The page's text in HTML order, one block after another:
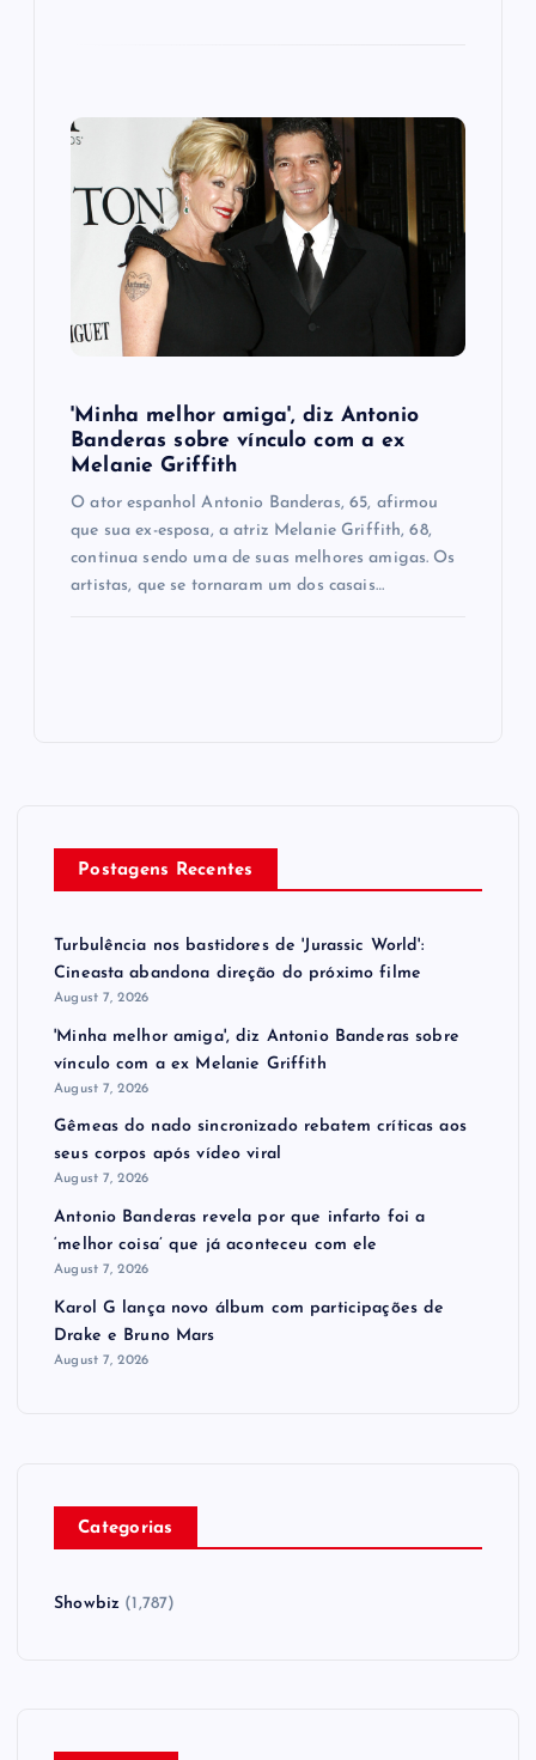
'Minha melhor amiga', diz Antonio
Banderas sobre vínculo com a ex
Melanie Griffith
O ator espanhol Antonio Banderas, 65, afirmou
que sua ex-esposa, a atriz Melanie Griffith, 68,
continua sendo uma de suas melhores amigas. Os
artistas, que se tornaram um dos casais…
Postagens Recentes
Turbulência nos bastidores de 'Jurassic World':
Cineasta abandona direção do próximo filme
August 7, 2026
'Minha melhor amiga', diz Antonio Banderas sobre
vínculo com a ex Melanie Griffith
August 7, 2026
Gêmeas do nado sincronizado rebatem críticas ​a​os
seus corpos após vídeo viral
August 7, 2026
Antonio Banderas revela por que infarto foi a
‘melhor coisa’ que já aconteceu com ele
August 7, 2026
Karol G lança novo álbum com participações de
Drake e Bruno Mars
August 7, 2026
Categorias
Showbiz (1,787)